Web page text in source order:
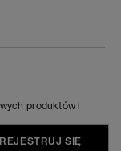
produktów i
SIĘ